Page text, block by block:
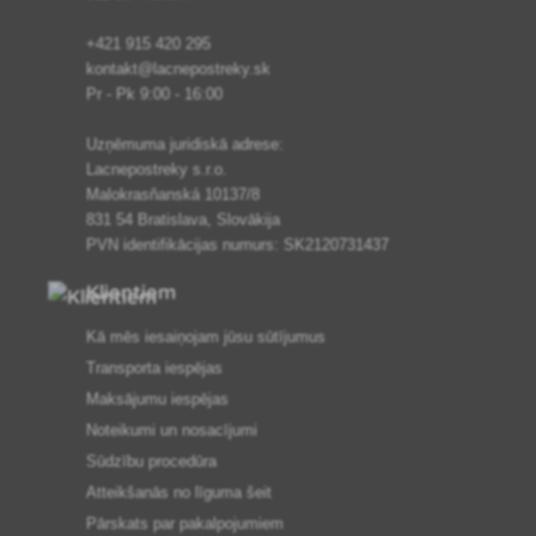
+421 915 420 295
kontakt@lacnepostreky.sk
Pr - Pk 9:00 - 16:00
Uzņēmuma juridiskā adrese:
Lacnepostreky s.r.o.
Malokrasňanská 10137/8
831 54 Bratislava, Slovākija
PVN identifikācijas numurs: SK2120731437
Klientiem
Kā mēs iesaiņojam jūsu sūtījumus
Transporta iespējas
Maksājumu iespējas
Noteikumi un nosacījumi
Sūdzību procedūra
Atteikšanās no līguma šeit
Pārskats par pakalpojumiem